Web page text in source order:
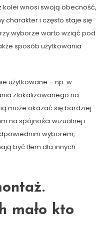
wnosi swoją obecność,
charakter i często staje się
wyborze warto wziąć pod
sposób użytkowania
użytkowane – np. w
zlokalizowanego na
może okazać się bardziej
na spójności wizualnej i
wyborem,
być tłem dla innych
mało kto